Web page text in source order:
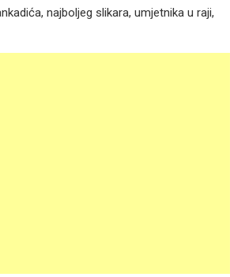
najboljeg slikara, umjetnika u raji,